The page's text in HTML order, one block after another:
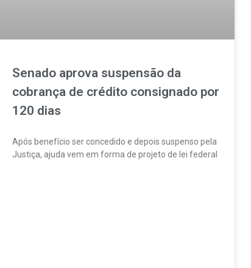
Senado aprova suspensão da
cobrança de crédito consignado por
120 dias
Após benefício ser concedido e depois suspenso pela
Justiça, ajuda vem em forma de projeto de lei federal